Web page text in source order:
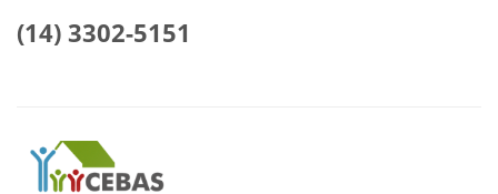
(14) 3302-5151